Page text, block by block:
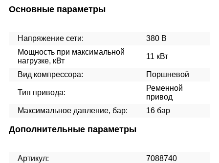
Основные параметры
Напряжение сети:
380 В
Мощность при максимальной
нагрузке, кВт
11 кВт
Вид компрессора: Поршневой
Тип привода:
Ременной
привод
Максимальное давление, бар:
16 бар
Дополнительные параметры
Артикул:
7088740